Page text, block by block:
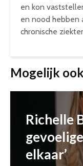
en kon
en nood hebben
chronische
Mogelijk
Richelle
elkaar’